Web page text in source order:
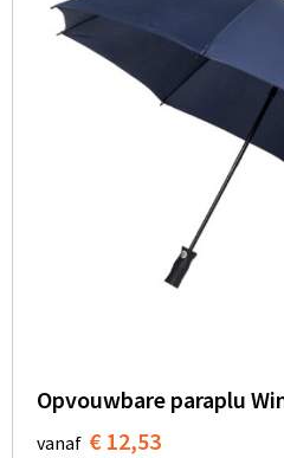
Opvouwbare paraplu
vanaf € 12,53